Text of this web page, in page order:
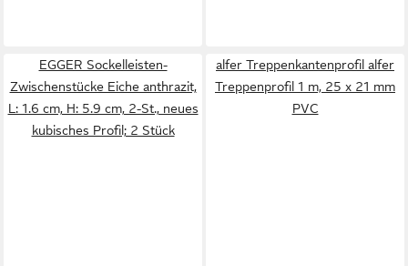
EGGER Sockelleisten-
Zwischenstücke Eiche anthrazit,
L: 1.6 cm, H: 5.9 cm, 2-St., neues
kubisches Profil; 2 Stück
alfer Treppenkantenprofil alfer
Treppenprofil 1 m, 25 x 21 mm
PVC